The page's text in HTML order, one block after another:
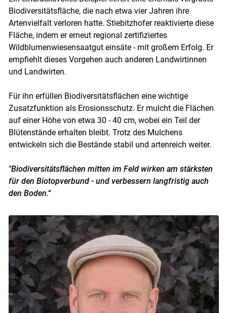
Biodiversitätsfläche, die nach etwa vier Jahren ihre
Artenvielfalt verloren hatte. Stiebitzhofer reaktivierte diese
Fläche, indem er erneut regional zertifiziertes
Wildblumenwiesensaatgut einsäte - mit großem Erfolg. Er
empfiehlt dieses Vorgehen auch anderen Landwirtinnen
und Landwirten.
Für ihn erfüllen Biodiversitätsflächen eine wichtige
Zusatzfunktion als Erosionsschutz. Er mulcht die Flächen
auf einer Höhe von etwa 30 - 40 cm, wobei ein Teil der
Blütenstände erhalten bleibt. Trotz des Mulchens
entwickeln sich die Bestände stabil und artenreich weiter.
"Biodiversitätsflächen mitten im Feld wirken am stärksten
für den Biotopverbund - und verbessern langfristig auch
den Boden.“